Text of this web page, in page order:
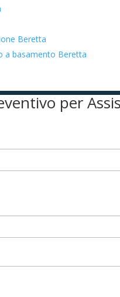
Beretta
a basamento Beretta
per